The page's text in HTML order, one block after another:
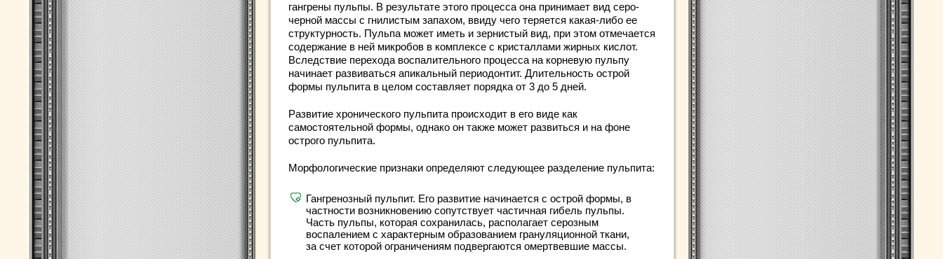
гангрены пульпы. В результате этого процесса она принимает вид серо-
черной массы с гнилистым запахом, ввиду чего теряется какая-либо ее
структурность. Пульпа может иметь и зернистый вид, при этом отмечается
содержание в ней микробов в комплексе с кристаллами жирных кислот.
Вследствие перехода воспалительного процесса на корневую пульпу
начинает развиваться апикальный периодонтит. Длительность острой
формы пульпита в целом составляет порядка от 3 до 5 дней.
Развитие хронического пульпита происходит в его виде как
самостоятельной формы, однако он также может развиться и на фоне
острого пульпита.
Морфологические признаки определяют следующее разделение пульпита:
Гангренозный пульпит. Его развитие начинается с острой формы, в
частности возникновению сопутствует частичная гибель пульпы.
Часть пульпы, которая сохранилась, располагает серозным
воспалением с характерным образованием грануляционной ткани,
за счет которой ограничениям подвергаются омертвевшие массы.